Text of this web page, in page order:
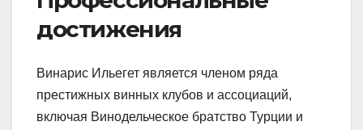
достижения
Винарис Ильегет является членом ряда
престижных винных клубов и ассоциаций,
включая Винодельческое братство Турции и